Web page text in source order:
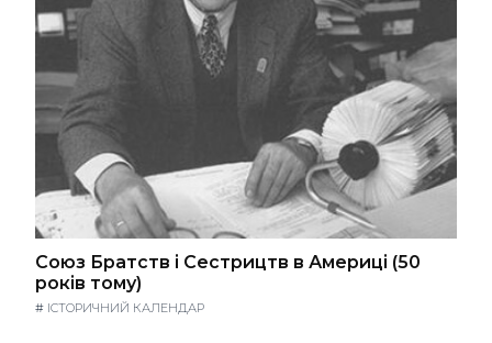
Союз Братств і Сестрицтв в Америці (50
років тому)
# ІСТОРИЧНИЙ КАЛЕНДАР